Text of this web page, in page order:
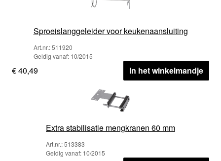
Sproeislanggeleider voor keukenaansluiting
Art.nr.: 511920
Geldig vanaf: 10/2015
€ 40,49 In het winkelmandje
Extra stabilisatie mengkranen 60 mm
Art.nr.: 513383
Geldig vanaf: 10/2015